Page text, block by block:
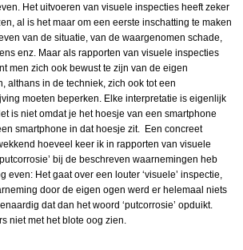
Het uitvoeren van visuele inspecties heeft zeker
al is het maar om een eerste inschatting te maken
van de situatie, van de waargenomen schade,
enz. Maar als rapporten van visuele inspecties
men zich ook bewust te zijn van de eigen
althans in de techniek, zich ook tot een
moeten beperken. Elke interpretatie is eigenlijk
is niet omdat je het hoesje van een smartphone
smartphone in dat hoesje zit. Een concreet
hoeveel keer ik in rapporten van visuele
bij de beschreven waarnemingen heb
even: Het gaat over een louter ‘visuele’ inspectie,
door de eigen ogen werd er helemaal niets
dat dan het woord ‘putcorrosie’ opduikt.
niet met het blote oog zien.